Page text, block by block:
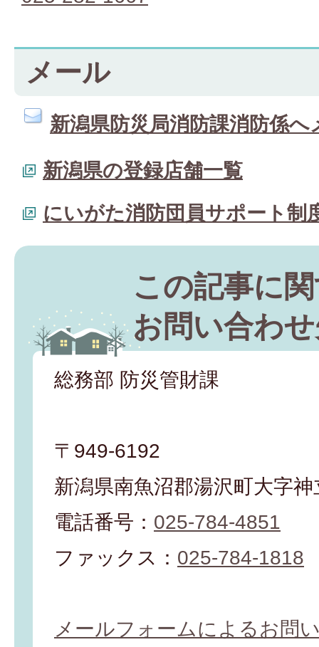
メール
新潟県防災局消防課消防係へ
新潟県の登録店舗一覧
にいがた消防団員サポート制
この記事に
お問い合わ
総務部 防災管財課
〒949-6192
新潟県南魚沼郡湯沢町大字
電話番号： 025-784-4851
ファックス： 025-784-1818
メールフォームによるお問